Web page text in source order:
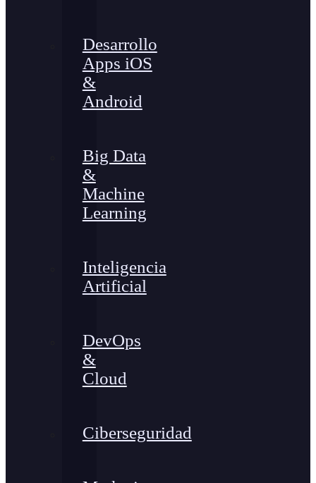
Desarrollo
Apps iOS
&
Android
Big Data
&
Machine
Learning
Inteligencia
Artificial
DevOps
&
Cloud
Ciberseguridad